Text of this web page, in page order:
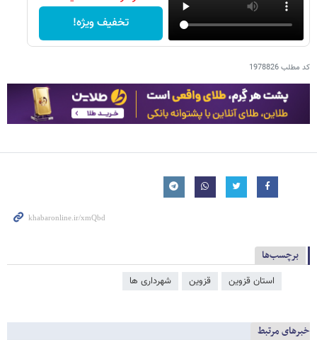
تخفیف ویژه!
کد مطلب1978826
برچسب‌ها
استان قزوین قزوین شهرداری ها
خبرهای مرتبط